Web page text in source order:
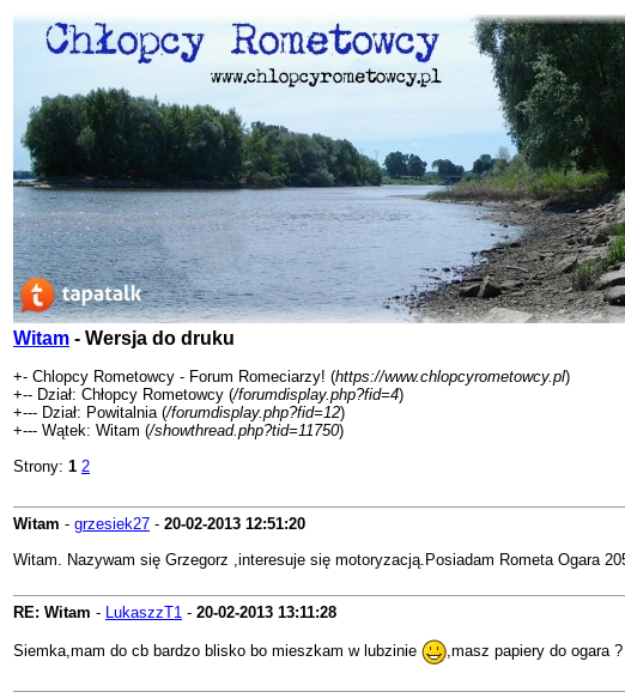
Witam - Wersja do druku
+- Chlopcy Rometowcy - Forum Romeciarzy! (https://www.chlopcyrometowcy.pl)
+-- Dział: Chłopcy Rometowcy (/forumdisplay.php?fid=4)
+--- Dział: Powitalnia (/forumdisplay.php?fid=12)
+--- Wątek: Witam (/showthread.php?tid=11750)
Strony: 1 2
Witam - grzesiek27 - 20-02-2013 12:51:20
Witam. Nazywam się Grzegorz ,interesuje się motoryzacją.Posiadam Rometa Ogara
RE: Witam - LukaszzT1 - 20-02-2013 13:11:28
Siemka,mam do cb bardzo blisko bo mieszkam w lubzinie ,masz papiery do ogara ?